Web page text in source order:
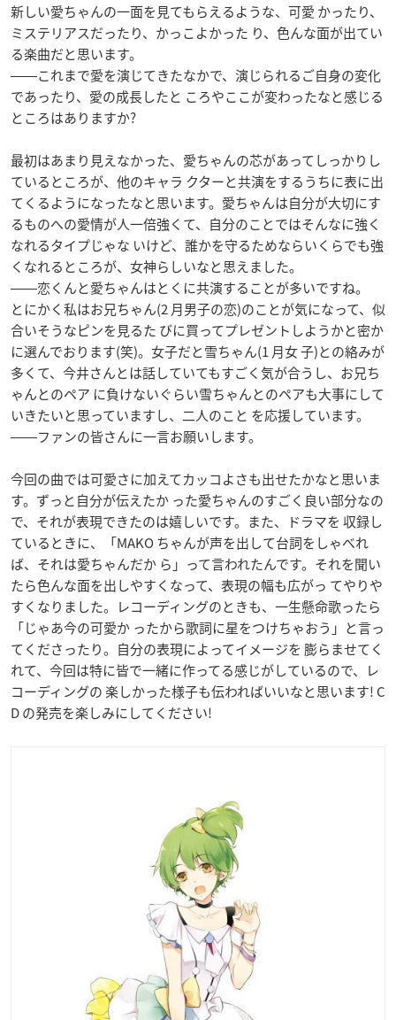
新しい愛ちゃんの一面を見てもらえるような、可愛 かったり、
ミステリアスだったり、かっこよかった り、色んな面が出てい
る楽曲だと思います。
――これまで愛を演じてきたなかで、演じられるご自身の変化
であったり、愛の成長したと ころやここが変わったなと感じる
ところはありますか?
最初はあまり見えなかった、愛ちゃんの芯があってしっかりし
ているところが、他のキャラ クターと共演をするうちに表に出
てくるようになったなと思います。愛ちゃんは自分が大切にす
るものへの愛情が人一倍強くて、自分のことではそんなに強く
なれるタイプじゃな いけど、誰かを守るためならいくらでも強
くなれるところが、女神らしいなと思えました。
――恋くんと愛ちゃんはとくに共演することが多いですね。
とにかく私はお兄ちゃん(2 月男子の恋)のことが気になって、似
合いそうなピンを見るた びに買ってプレゼントしようかと密か
に選んでおります(笑)。女子だと雪ちゃん(1 月女 子)との絡みが
多くて、今井さんとは話していてもすごく気が合うし、お兄ち
ゃんとのペア に負けないぐらい雪ちゃんとのペアも大事にして
いきたいと思っていますし、二人のこと を応援しています。
――ファンの皆さんに一言お願いします。
今回の曲では可愛さに加えてカッコよさも出せたかなと思いま
す。ずっと自分が伝えたか った愛ちゃんのすごく良い部分なの
で、それが表現できたのは嬉しいです。また、ドラマを 収録し
ているときに、「MAKO ちゃんが声を出して台詞をしゃべれ
ば、それは愛ちゃんだか ら」って言われたんです。それを聞い
たら色んな面を出しやすくなって、表現の幅も広がっ てやりや
すくなりました。レコーディングのときも、一生懸命歌ったら
「じゃあ今の可愛か ったから歌詞に星をつけちゃおう」と言っ
てくださったり。自分の表現によってイメージを 膨らませてく
れて、今回は特に皆で一緒に作ってる感じがしているので、レ
コーディングの 楽しかった様子も伝わればいいなと思います! C
D の発売を楽しみにしてください!